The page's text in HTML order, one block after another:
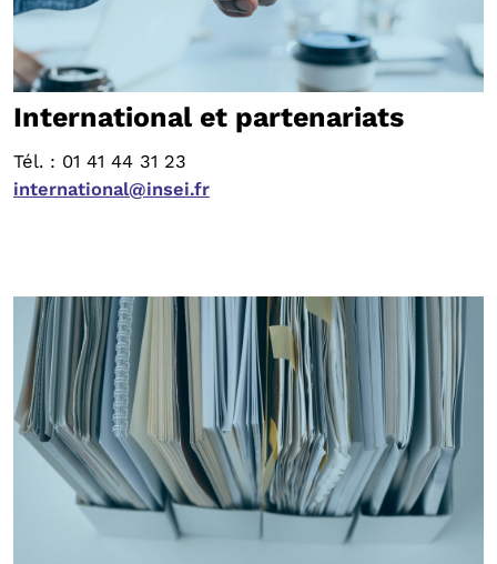
International et partenariats
Tél. : 01 41 44 31 23
international@insei.fr